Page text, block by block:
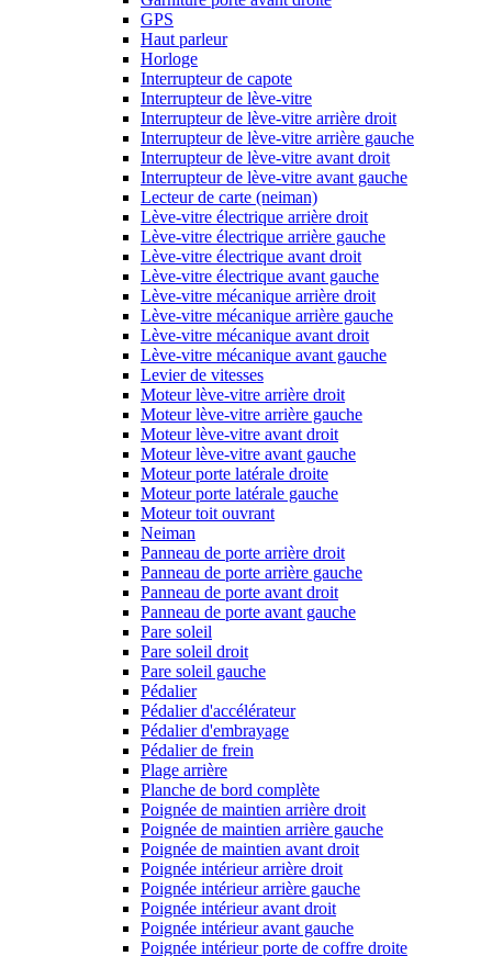
GPS
Haut parleur
Horloge
Interrupteur de capote
Interrupteur de lève-vitre
Interrupteur de lève-vitre arrière droit
Interrupteur de lève-vitre arrière gauche
Interrupteur de lève-vitre avant droit
Interrupteur de lève-vitre avant gauche
Lecteur de carte (neiman)
Lève-vitre électrique arrière droit
Lève-vitre électrique arrière gauche
Lève-vitre électrique avant droit
Lève-vitre électrique avant gauche
Lève-vitre mécanique arrière droit
Lève-vitre mécanique arrière gauche
Lève-vitre mécanique avant droit
Lève-vitre mécanique avant gauche
Levier de vitesses
Moteur lève-vitre arrière droit
Moteur lève-vitre arrière gauche
Moteur lève-vitre avant droit
Moteur lève-vitre avant gauche
Moteur porte latérale droite
Moteur porte latérale gauche
Moteur toit ouvrant
Neiman
Panneau de porte arrière droit
Panneau de porte arrière gauche
Panneau de porte avant droit
Panneau de porte avant gauche
Pare soleil
Pare soleil droit
Pare soleil gauche
Pédalier
Pédalier d'accélérateur
Pédalier d'embrayage
Pédalier de frein
Plage arrière
Planche de bord complète
Poignée de maintien arrière droit
Poignée de maintien arrière gauche
Poignée de maintien avant droit
Poignée intérieur arrière droit
Poignée intérieur arrière gauche
Poignée intérieur avant droit
Poignée intérieur avant gauche
Poignée intérieur porte de coffre droite